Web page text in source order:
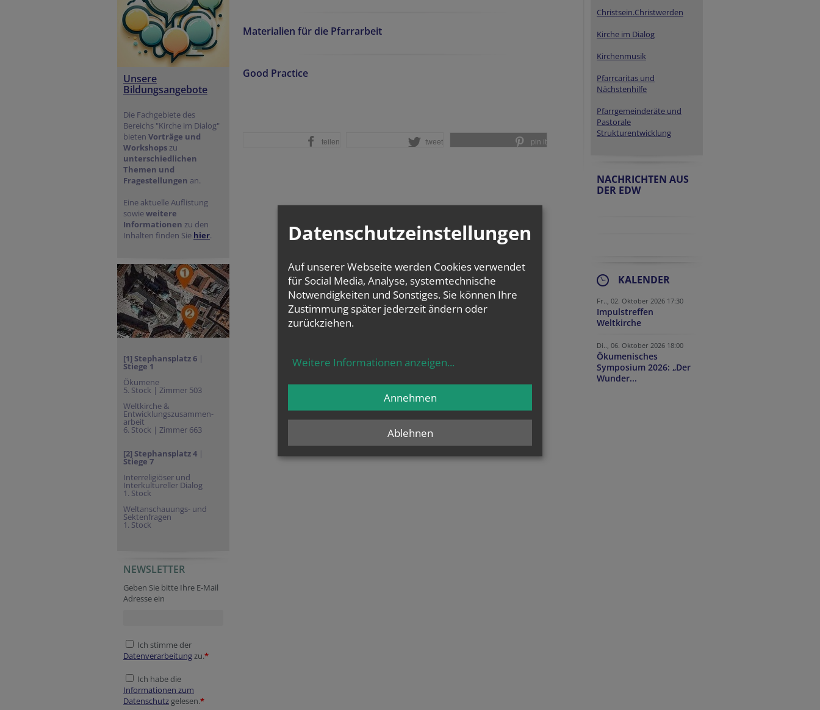
Unsere
Bildungsangebote
Die Fachgebiete des
Bereichs "Kirche im Dialog"
bieten Vorträge und
Workshopszu
unterschiedlichen
Themen und
Fragestellungen an.
Eine aktuelle Auflistung
sowieweitere
Informationen zu den
Inhalten finden Sie hier.
[1] Stephansplatz6 |
Stiege 1
Ökumene
5. Stock | Zimmer 503
Weltkirche &
Entwicklungszusammen-
arbeit
6. Stock | Zimmer 663
[2] Stephansplatz 4 |
Stiege 7
Interreligiöser und
Interkultureller Dialog
1. Stock
Weltanschauungs- und
Sektenfragen
1. Stock
NEWSLETTER
Geben Sie bitte Ihre E-Mail
Adresse ein
Ich stimme der
Datenverarbeitungzu.*
Ich habe die
Informationen zum
Datenschutz gelesen.*
Materialien für die Pfarrarbeit
Good Practice
teilen tweet pin it
Christsein.Christwerden
Kirche im Dialog
Kirchenmusik
Pfarrcaritas und
Nächstenhilfe
Pfarrgemeinderäte und
Pastorale
Strukturentwicklung
NACHRICHTEN AUS
DER EDW
KALENDER
Fr.., 02. Oktober 2026 17:30
Impulstreffen
Weltkirche
Di.., 06. Oktober 2026 18:00
Ökumenisches
Symposium 2026: „Der
Wunder...
Datenschutzeinstellungen
Auf unserer Webseite werden Cookies verwendet
für Social Media, Analyse, systemtechnische
Notwendigkeiten und Sonstiges. Sie können Ihre
Zustimmung später jederzeit ändern oder
zurückziehen.
Weitere Informationen anzeigen...
Ablehnen
Annehmen